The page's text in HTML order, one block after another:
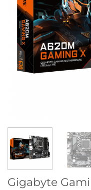
Gigabyte